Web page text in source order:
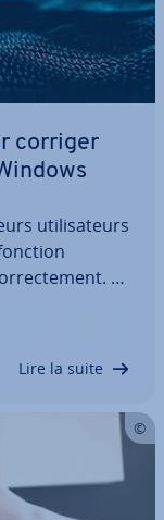
corriger
uti­li­sa­teurs
Le
Lire la suite